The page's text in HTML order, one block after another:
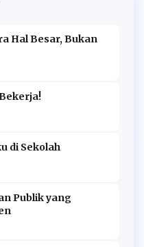
Hal Besar, Bukan
di Sekolah
Publik yang